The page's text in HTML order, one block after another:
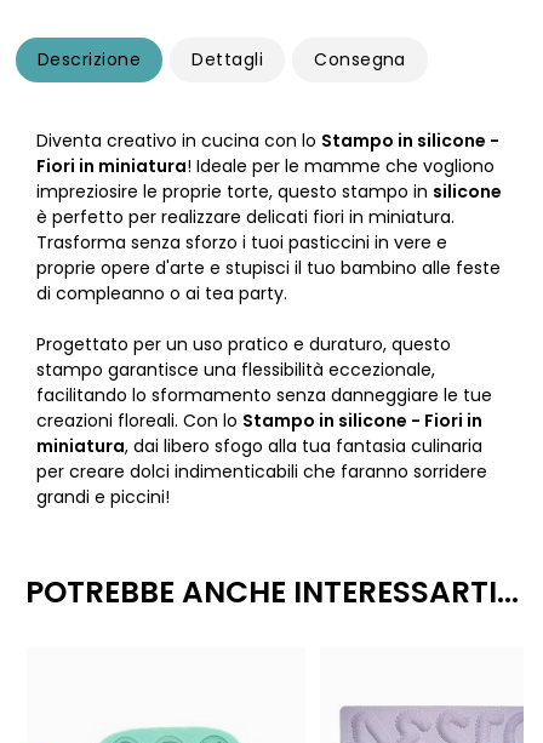
Descrizione Dettagli Consegna
Diventa creativo in cucina con lo Stampo in silicone -
Fiori in miniatura! Ideale per le mamme che vogliono
impreziosire le proprie torte, questo stampo in silicone
è perfetto per realizzare delicati fiori in miniatura.
Trasforma senza sforzo i tuoi pasticcini in vere e
proprie opere d'arte e stupisci il tuo bambino alle feste
di compleanno o ai tea party.
Progettato per un uso pratico e duraturo, questo
stampo garantisce una flessibilità eccezionale,
facilitando lo sformamento senza danneggiare le tue
creazioni floreali. Con lo Stampo in silicone - Fiori in
miniatura, dai libero sfogo alla tua fantasia culinaria
per creare dolci indimenticabili che faranno sorridere
grandi e piccini!
POTREBBE ANCHE INTERESSARTI...